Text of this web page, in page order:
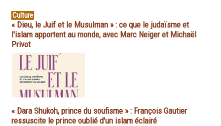
Culture
« Dieu, le Juif et le Musulman » : ce que le judaïsme et
l'islam apportent au monde, avec Marc Neiger et Michaël
Privot
« Dara Shukoh, prince du soufisme » : François Gautier
ressuscite le prince oublié d'un islam éclairé